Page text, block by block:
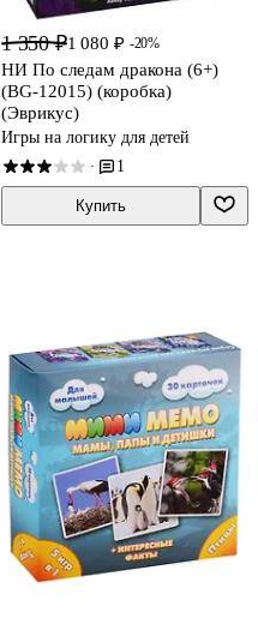
1 350 ₽1 080 ₽ -20%
НИ По следам дракона (6+)
(BG-12015) (коробка)
(Эврикус)
Игры на логику для детей
· 1
Купить